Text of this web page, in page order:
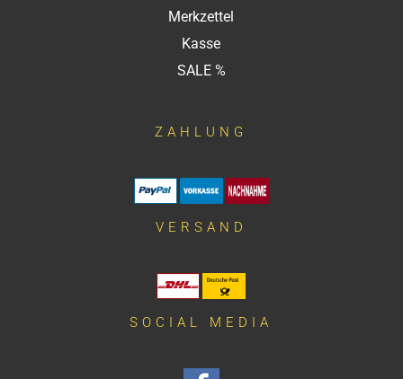
Merkzettel
Kasse
SALE %
ZAHLUNG
VERSAND
SOCIAL MEDIA